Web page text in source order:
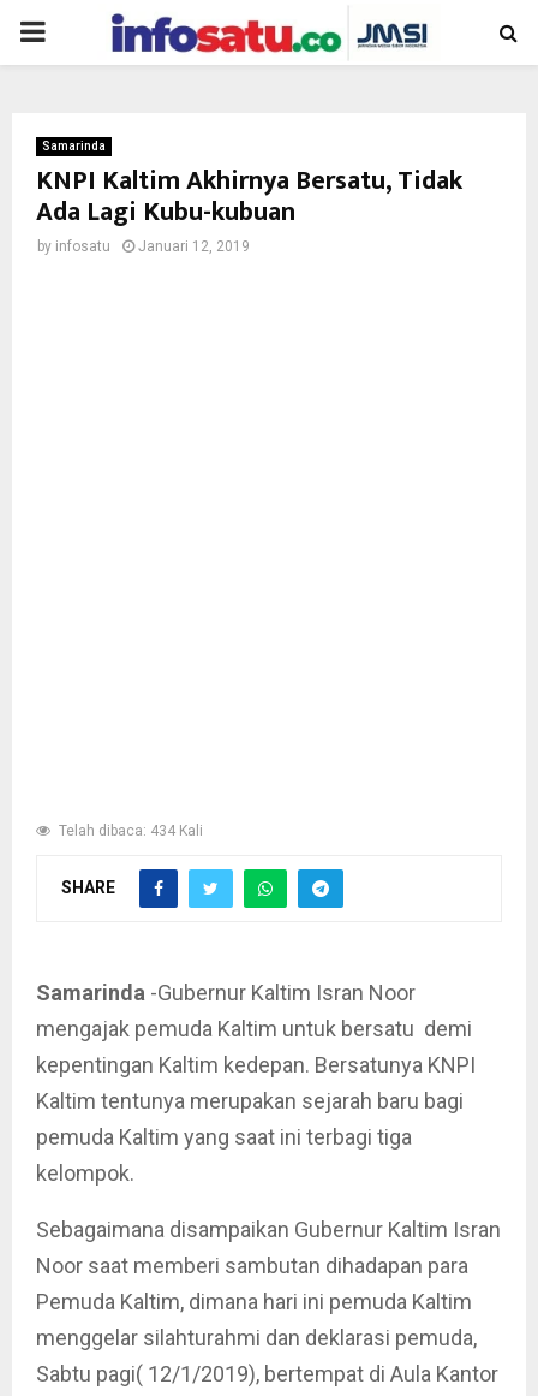
PRIMARY
Samarinda
KNPI Kaltim Akhirnya Bersatu, Tidak
Ada Lagi Kubu-kubuan
by infosatu Januari 12, 2019
Telah dibaca: 434 Kali
SHARE
Samarinda -Gubernur Kaltim Isran Noor
mengajak pemuda Kaltim untuk bersatu demi
kepentingan Kaltim kedepan. Bersatunya KNPI
Kaltim tentunya merupakan sejarah baru bagi
pemuda Kaltim yang saat ini terbagi tiga
kelompok.
Sebagaimana disampaikan Gubernur Kaltim Isran
Noor saat memberi sambutan dihadapan para
Pemuda Kaltim, dimana hari ini pemuda Kaltim
menggelar silahturahmi dan deklarasi pemuda,
Sabtu pagi( 12/1/2019), bertempat di Aula Kantor